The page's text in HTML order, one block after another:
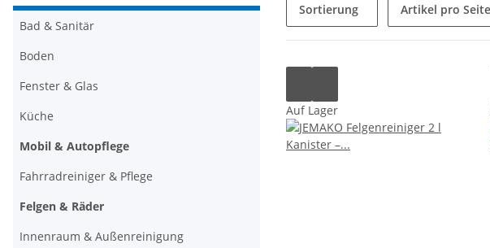
Sortierung Artikel pro Seite
Auf Lager
Bad & Sanitär
Boden
Fenster & Glas
Küche
Mobil & Autopflege
Fahrradreiniger & Pflege
Felgen & Räder
Innenraum & Außenreinigung